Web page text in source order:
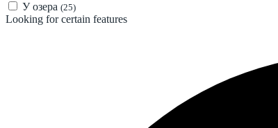
У озера (25)
Looking for certain features